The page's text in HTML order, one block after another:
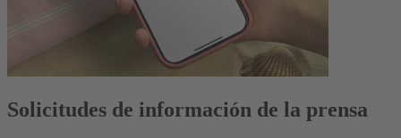
Solicitudes de información de la prensa